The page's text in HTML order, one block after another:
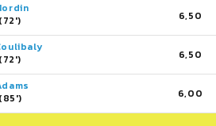
(72')
6,50
(72')
6,50
(85')
6,00